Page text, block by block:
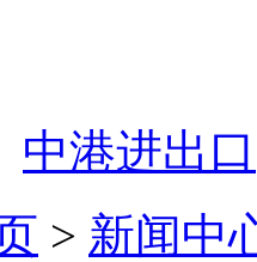
中港进出口
> 新闻中